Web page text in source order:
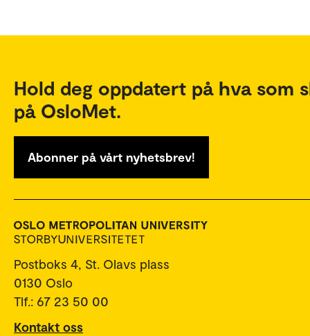
Hold deg oppdatert på hva som
på OsloMet.
Abonner på vårt nyhetsbrev!
Postboks 4, St. Olavs plass
0130 Oslo
Tlf.: 67 23 50 00
Kontakt oss